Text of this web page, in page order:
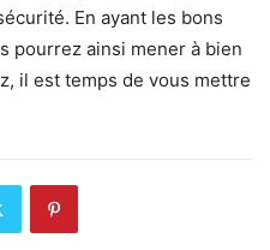
En ayant les bons
pourrez ainsi mener à bien
il est temps de vous mettre